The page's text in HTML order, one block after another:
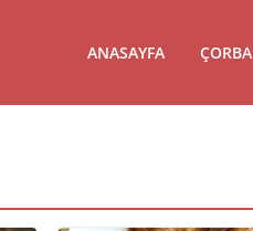
ANASAYFA ÇORBA